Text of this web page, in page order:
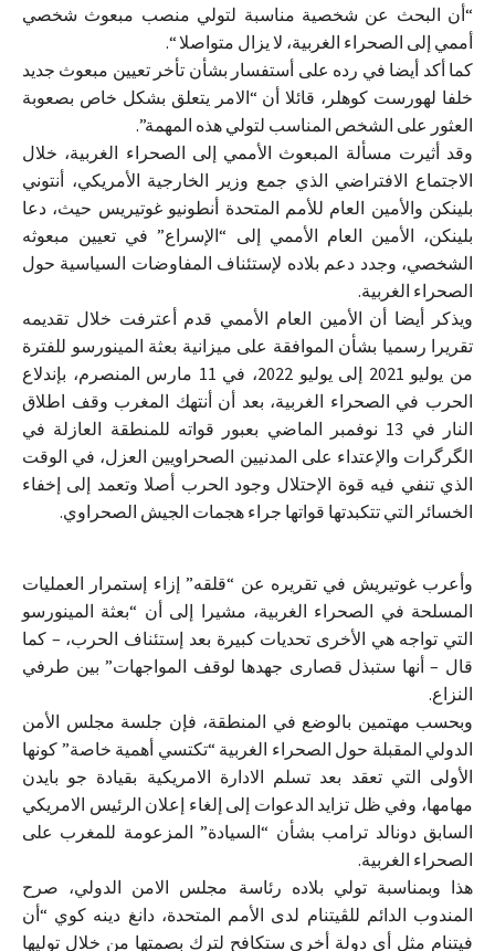
“أن البحث عن شخصية مناسبة لتولي منصب مبعوث شخصي
أممي إلى الصحراء الغربية، لا يزال متواصلا “.
كما أكد أيضا في رده على أستفسار بشأن تأخر تعيين مبعوث جديد
خلفا لهورست كوهلر، قائلا أن “الامر يتعلق بشكل خاص بصعوبة
العثور على الشخص المناسب لتولي هذه المهمة”.
وقد أثيرت مسألة المبعوث الأممي إلى الصحراء الغربية، خلال
الاجتماع الافتراضي الذي جمع وزير الخارجية الأمريكي، أنتوني
بلينكن والأمين العام للأمم المتحدة أنطونيو غوتيريس حيث، دعا
بلينكن، الأمين العام الأممي إلى “الإسراع” في تعيين مبعوثه
الشخصي، وجدد دعم بلاده لإستئناف المفاوضات السياسية حول
الصحراء الغربية.
ويذكر أيضا أن الأمين العام الأممي قدم أعترفت خلال تقديمه
تقريرا رسميا بشأن الموافقة على ميزانية بعثة المينورسو للفترة
من يوليو 2021 إلى يوليو 2022، في 11 مارس المنصرم، بإندلاع
الحرب في الصحراء الغربية، بعد أن أنتهك المغرب وقف اطلاق
النار في 13 نوفمبر الماضي بعبور قواته للمنطقة العازلة في
الگرگرات والإعتداء على المدنيين الصحراويين العزل، في الوقت
الذي تنفي فيه قوة الإحتلال وجود الحرب أصلا وتعمد إلى إخفاء
الخسائر التي تتكبدتها قواتها جراء هجمات الجيش الصحراوي.
وأعرب غوتيريش في تقريره عن “قلقه” إزاء إستمرار العمليات
المسلحة في الصحراء الغربية، مشيرا إلى أن “بعثة المينورسو
التي تواجه هي الأخرى تحديات كبيرة بعد إستئناف الحرب، – كما
قال – أنها ستبذل قصارى جهدها لوقف المواجهات” بين طرفي
النزاع.
وبحسب مهتمين بالوضع في المنطقة، فإن جلسة مجلس الأمن
الدولي المقبلة حول الصحراء الغربية “تكتسي أهمية خاصة” كونها
الأولى التي تعقد بعد تسلم الادارة الامريكية بقيادة جو بايدن
مهامها، وفي ظل تزايد الدعوات إلى إلغاء إعلان الرئيس الامريكي
السابق دونالد ترامب بشأن “السيادة” المزعومة للمغرب على
الصحراء الغربية.
هذا وبمناسبة تولي بلاده رئاسة مجلس الامن الدولي، صرح
المندوب الدائم للڤيتنام لدى الأمم المتحدة، دانغ دينه كوي “أن
فيتنام مثل أي دولة أخرى ستكافح لترك بصمتها من خلال توليها